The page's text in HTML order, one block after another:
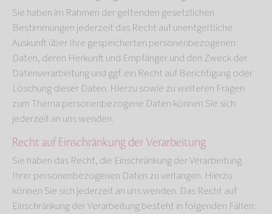
Sie haben im Rahmen der geltenden gesetzlichen
Bestimmungen jederzeit das Recht auf unentgeltliche
Auskunft über Ihre gespeicherten personenbezogenen
Daten, deren Herkunft und Empfänger und den Zweck der
Datenverarbeitung und ggf. ein Recht auf Berichtigung oder
Löschung dieser Daten. Hierzu sowie zu weiteren Fragen
zum Thema personenbezogene Daten können Sie sich
jederzeit an uns wenden.
Recht auf Einschränkung der Verarbeitung
Sie haben das Recht, die Einschränkung der Verarbeitung
Ihrer personenbezogenen Daten zu verlangen. Hierzu
können Sie sich jederzeit an uns wenden. Das Recht auf
Einschränkung der Verarbeitung besteht in folgenden Fällen: